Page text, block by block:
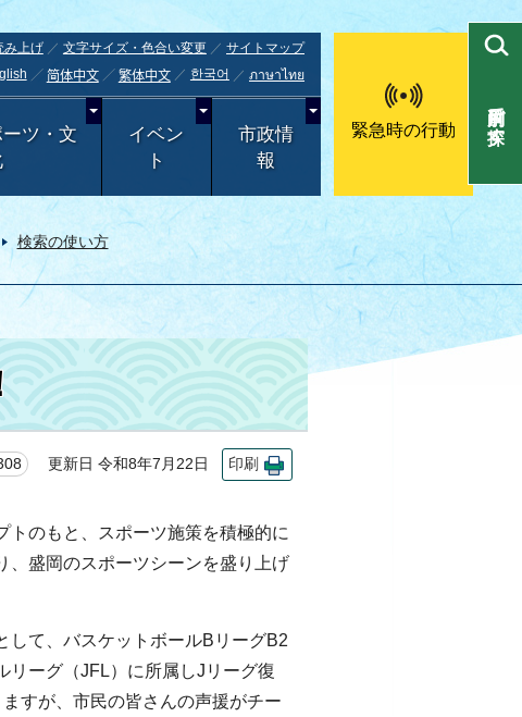
み上げ 文字サイズ・色合い変更
サイトマップ
简体中文 繁体中文 한국어 ภาษาไทย
ツ・文
イベン
ト
市政情
報
緊急時の行動
検索の使い方
目的別で探す
更新日 令和8年7月22日 印刷
トのもと、スポーツ施策を積極的に
、盛岡のスポーツシーンを盛り上げ
して、バスケットボールBリーグB2
リーグ（JFL）に所属しJリーグ復
すが、市民の皆さんの声援がチー